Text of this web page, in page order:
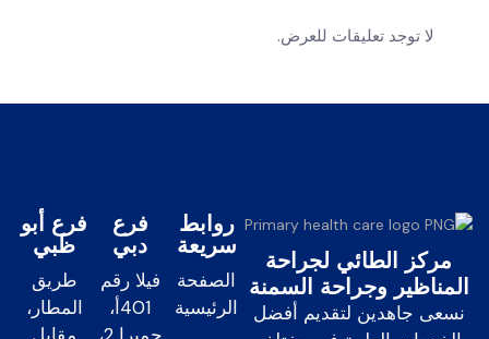
لا توجد تعليقات للعرض.
مركز الطائي لجراحة
المناظير وجراحة السمنة
نسعى جاهدين لتقديم أفضل
روابط
سريعة
الصفحة
الرئيسية
فرع
دبي
فيلا رقم
401أ،
فرع أبو
ظبي
طريق
المطار،